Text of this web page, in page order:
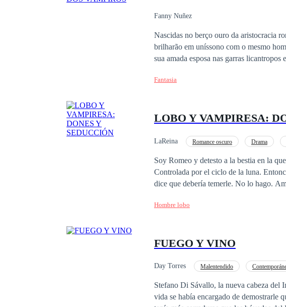
Fanny Nuñez
Nascidas no berço ouro da aristocracia romena, seus maridos escolherão o medalhão cada uma, mas elas
brilharão em uníssono com o mesmo
sua amada esposa nas garras licantropos e foi devastado pela dor. Dominik deve protegê-las e ensiná-las a
verdadeiro e está destinado a que nem
Fantasia
LOBO Y VAMPIRESA:
LaReina Romance oscuro Drama
Soy Romeo y detesto a la bestia en la
Controlada por el ciclo de la luna.
dice que debería temerle. No lo hago.
compañera. La bestia dentro de mí
Hombre lobo
FUEGO Y VINO
Day Torres Malentendido
Stefano Di Sávallo, la nueva cabeza del
vida se había encargado de demostrarle